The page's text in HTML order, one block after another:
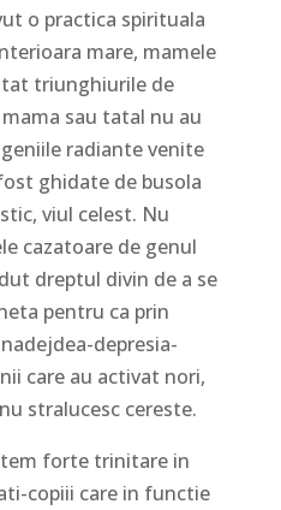
o practica spirituala
mare, mamele
triunghiurile de
sau tatal nu au
radiante venite
ghidate de busola
viul celest. Nu
cazatoare de genul
dreptul divin de a se
pentru ca prin
depresia-
care au activat nori,
stralucesc cereste.
forte trinitare in
copiii care in functie